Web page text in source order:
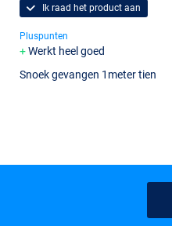
Ik raad het product aan
Pluspunten
Werkt heel goed
Snoek gevangen 1meter tien